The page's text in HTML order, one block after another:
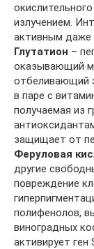
излучением.
активным даже
Глутатион –
оказывающий
отбеливающий
в паре с
получаемая из
защищает от
Феруловая
другие
повреждение
полифенолов,
виноградных
активирует ген